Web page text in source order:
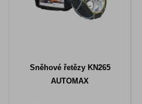
Sněhové řetězy KN265
AUTOMAX